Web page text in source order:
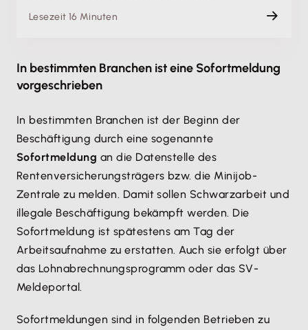
Lesezeit 16 Minuten
In bestimmten Branchen ist eine Sofortmeldung
vorgeschrieben
In bestimmten Branchen ist der Beginn der
Beschäftigung durch eine sogenannte
Sofortmeldung an die Datenstelle des
Rentenversicherungsträgers bzw. die Minijob-
Zentrale zu melden. Damit sollen Schwarzarbeit und
illegale Beschäftigung bekämpft werden. Die
Sofortmeldung ist spätestens am Tag der
Arbeitsaufnahme zu erstatten. Auch sie erfolgt über
das Lohnabrechnungsprogramm oder das SV-
Meldeportal.
Sofortmeldungen sind in folgenden Betrieben zu